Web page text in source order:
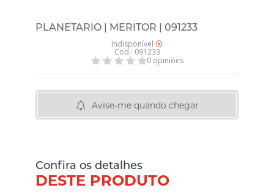
PLANETARIO | MERITOR | 091233
Indisponível
Cod.: 091233
0 opiniões
Avise-me quando chegar
Confira os detalhes
DESTE PRODUTO